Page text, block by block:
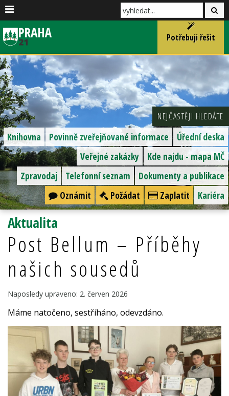
Potřebuji řešit
NEJČASTĚJI HLEDÁTE
Úřední deska
Povinně zveřejňované informace
Knihovna
Kde najdu - mapa MČ
Veřejné zakázky
Dokumenty a publikace
Telefonní seznam
Zpravodaj
Kariéra
Zaplatit
Požádat
Oznámit
Aktualita
Post Bellum – Příběhy
našich sousedů
Naposledy upraveno: 2. červen 2026
Máme natočeno, sestříháno, odevzdáno.